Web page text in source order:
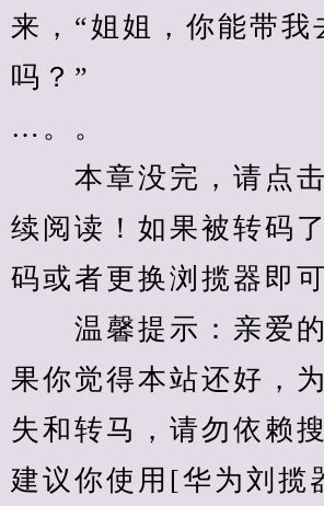
来，“姐姐，你能带我
吗？”
…。。
本章没完，请点
续阅读！如果被转码
码或者更换浏揽器即可
温馨提示：亲爱的
果你觉得本站还好，
失和转马，请勿依赖
建议你使用[华为刘